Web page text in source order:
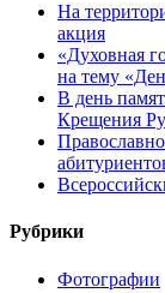
На
акция
«Духовная
на тему
В день
Крещения
Рубрики
Фотографии